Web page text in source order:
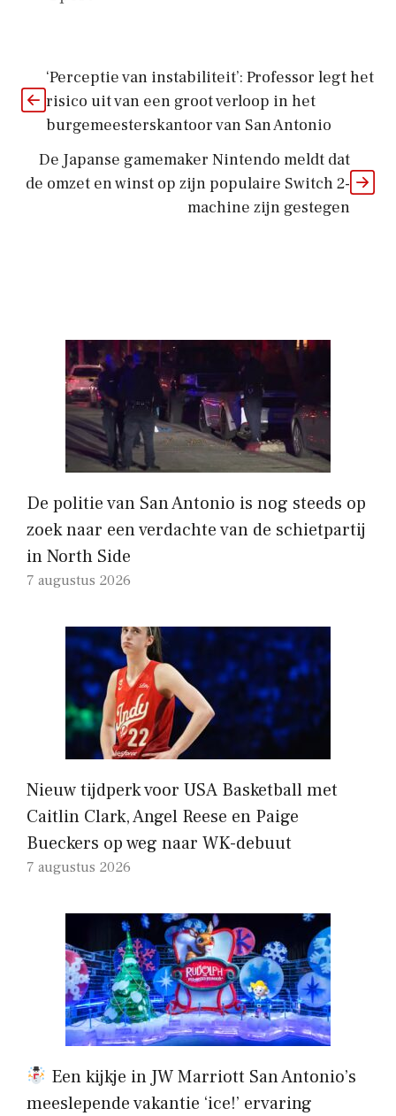
‘Perceptie van instabiliteit’: Professor legt het
risico uit van een groot verloop in het
burgemeesterskantoor van San Antonio
De Japanse gamemaker Nintendo meldt dat
de omzet en winst op zijn populaire Switch 2-
machine zijn gestegen
De politie van San Antonio is nog steeds op
zoek naar een verdachte van de schietpartij
in North Side
7 augustus 2026
Nieuw tijdperk voor USA Basketball met
Caitlin Clark, Angel Reese en Paige
Bueckers op weg naar WK-debuut
7 augustus 2026
Een kijkje in JW Marriott San Antonio’s
meeslepende vakantie ‘ice!’ ervaring